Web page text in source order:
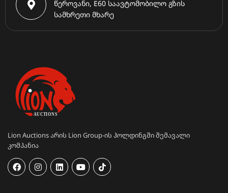
წეროვანი, E60 საავტომობილო გზის
სამხრეთი მხარე
Lion Auctions არის Lion Group-ის ჰოლდინგში შემავალი
კომპანია